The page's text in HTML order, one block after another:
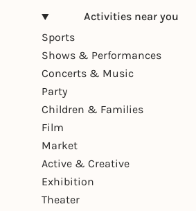
Activities near you
Sports
Shows & Performances
Concerts & Music
Party
Children & Families
Film
Market
Active & Creative
Exhibition
Theater